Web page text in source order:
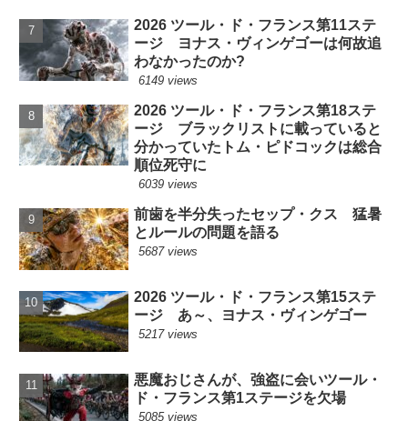
2026 ツール・ド・フランス第11ステ
ージ ヨナス・ヴィンゲゴーは何故追
わなかったのか?
6149 views
2026 ツール・ド・フランス第18ステ
ージ ブラックリストに載っていると
分かっていたトム・ピドコックは総合
順位死守に
6039 views
前歯を半分失ったセップ・クス 猛暑
とルールの問題を語る
5687 views
2026 ツール・ド・フランス第15ステ
ージ あ～、ヨナス・ヴィンゲゴー
5217 views
悪魔おじさんが、強盗に会いツール・
ド・フランス第1ステージを欠場
5085 views